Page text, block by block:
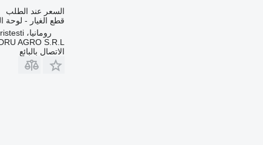
السعر عند الطلب
قطع الغيار - لوحة
رومانيا، Cristesti
AGRO S.R.L.
الاتصال بالبائع